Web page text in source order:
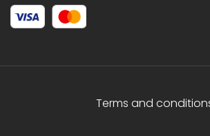
Terms and